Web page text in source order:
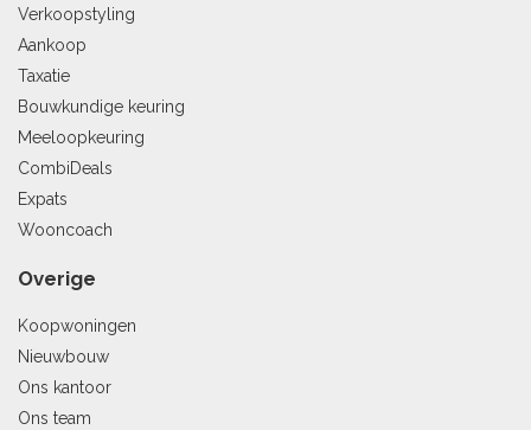
Verkoopstyling
Aankoop
Taxatie
Bouwkundige keuring
Meeloopkeuring
CombiDeals
Expats
Wooncoach
Overige
Koopwoningen
Nieuwbouw
Ons kantoor
Ons team